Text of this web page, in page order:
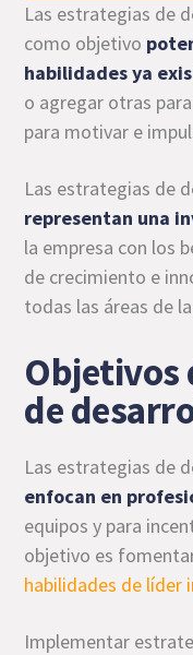
Las estrategias de
como objetivo
habilidades ya
o agregar otras
para motivar e
Las estrategias de
representan una
la empresa con los
de crecimiento e
todas las áreas de
Objetivos
de
Las estrategias de
enfocan en
equipos y para
objetivo es
habilidades de líder
Implementar